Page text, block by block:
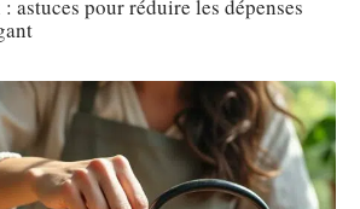
astuces pour réduire les dépenses